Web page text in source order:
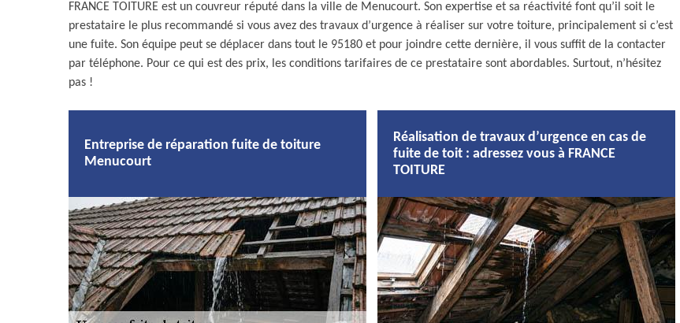
FRANCE TOITURE est un couvreur réputé dans la ville de Menucourt. Son expertise et sa réactivité font qu’il soit le
prestataire le plus recommandé si vous avez des travaux d’urgence à réaliser sur votre toiture, principalement si c’est
une fuite. Son équipe peut se déplacer dans tout le 95180 et pour joindre cette dernière, il vous suffit de la contacter
par téléphone. Pour ce qui est des prix, les conditions tarifaires de ce prestataire sont abordables. Surtout, n’hésitez
pas !
Entreprise de réparation fuite de toiture
Menucourt
Réalisation de travaux d’urgence en cas de
fuite de toit : adressez vous à FRANCE
TOITURE